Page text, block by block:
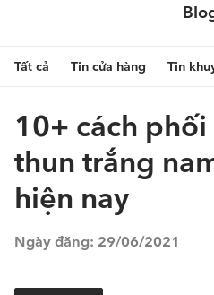
Tất cả Tin cửa hàng Tin
10+ cách
thun trắng
hiện nay
Ngày đăng: 29/06/2021